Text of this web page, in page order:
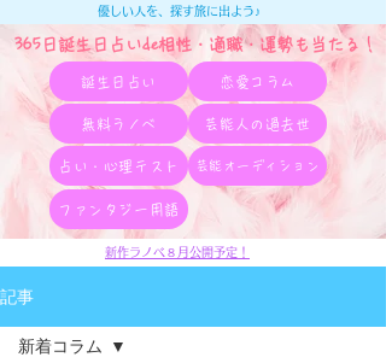
365日誕生日占いde相性・適職・​運勢も当たる！
優しい人を、探す旅に出よう♪
誕生日占い 恋愛コラム
無料ラノベ 芸能人の過去世
占い・心理テスト 芸能オーディション
ファンタジー用語
新作ラノベ８月公開予定！
記事
新着コラム